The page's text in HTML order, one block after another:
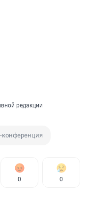
редакции
конференция
0 0